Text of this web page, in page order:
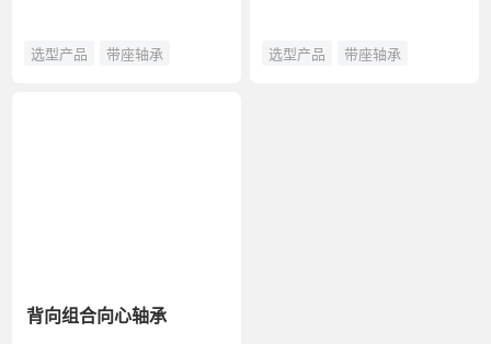
选型产品 带座轴承
背向组合向心轴承
选型产品 带座轴承